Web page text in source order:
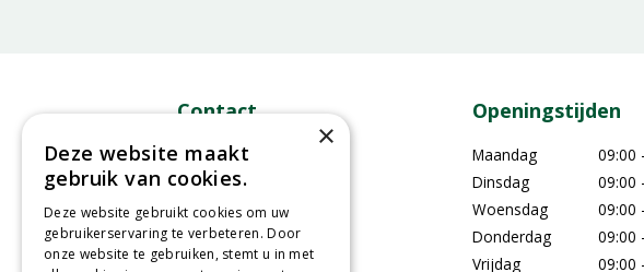
Contact
GroenRijk Middelburg​
Mortiereboulevard 2
4336RA Middelburg
0118-470400
Openingstijden
Maandag
09:00
Dinsdag
09:00
Woensdag
09:00
Donderdag
09:00
Vrijdag
09:00
×
Deze website maakt
gebruik van cookies.
Deze website gebruikt cookies om uw
gebruikerservaring te verbeteren. Door
onze website te gebruiken, stemt u in met